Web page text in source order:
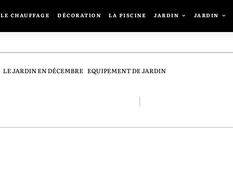
LE CHAUFFAGE DÉCORATION LA PISCINE JARDIN JARDIN
LE JARDIN EN DÉCEMBRE EQUIPEMENT DE JARDIN